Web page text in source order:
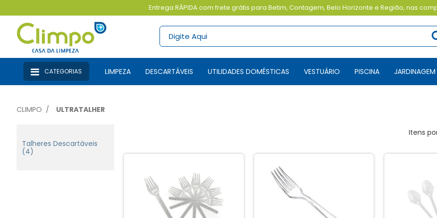
Entrega RÁPIDA com frete grátis para Betim, Contagem, Belo Horizonte e Região, nas
CATEGORIAS LIMPEZA DESCARTÁVEIS UTILIDADES DOMÉSTICAS VESTUÁRIO PISCINA JARDINAGEM
CLIMPO ULTRATALHER
Talheres Descartáveis
(4)
Itens